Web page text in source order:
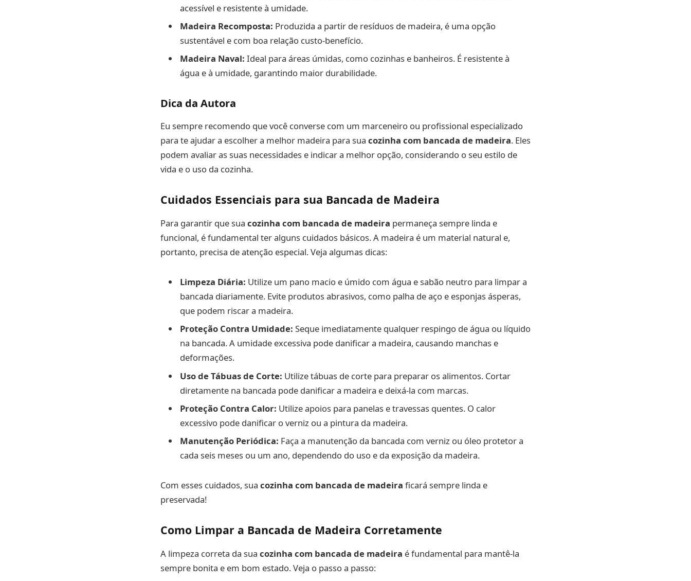
acessível e resistente à umidade.
Madeira Recomposta: Produzida a partir de resíduos de madeira, é uma opção
sustentável e com boa relação custo-benefício.
Madeira Naval: Ideal para áreas úmidas, como cozinhas e banheiros. É resistente à
água e à umidade, garantindo maior durabilidade.
Dica da Autora
Eu sempre recomendo que você converse com um marceneiro ou profissional especializado
para te ajudar a escolher a melhor madeira para sua cozinha com bancada de madeira. Eles
podem avaliar as suas necessidades e indicar a melhor opção, considerando o seu estilo de
vida e o uso da cozinha.
Cuidados Essenciais para sua Bancada de Madeira
Para garantir que sua cozinha com bancada de madeira permaneça sempre linda e
funcional, é fundamental ter alguns cuidados básicos. A madeira é um material natural e,
portanto, precisa de atenção especial. Veja algumas dicas:
Limpeza Diária: Utilize um pano macio e úmido com água e sabão neutro para limpar a
bancada diariamente. Evite produtos abrasivos, como palha de aço e esponjas ásperas,
que podem riscar a madeira.
Proteção Contra Umidade: Seque imediatamente qualquer respingo de água ou líquido
na bancada. A umidade excessiva pode danificar a madeira, causando manchas e
deformações.
Uso de Tábuas de Corte: Utilize tábuas de corte para preparar os alimentos. Cortar
diretamente na bancada pode danificar a madeira e deixá-la com marcas.
Proteção Contra Calor: Utilize apoios para panelas e travessas quentes. O calor
excessivo pode danificar o verniz ou a pintura da madeira.
Manutenção Periódica: Faça a manutenção da bancada com verniz ou óleo protetor a
cada seis meses ou um ano, dependendo do uso e da exposição da madeira.
Com esses cuidados, sua cozinha com bancada de madeira ficará sempre linda e
preservada!
Como Limpar a Bancada de Madeira Corretamente
A limpeza correta da sua cozinha com bancada de madeira é fundamental para mantê-la
sempre bonita e em bom estado. Veja o passo a passo: